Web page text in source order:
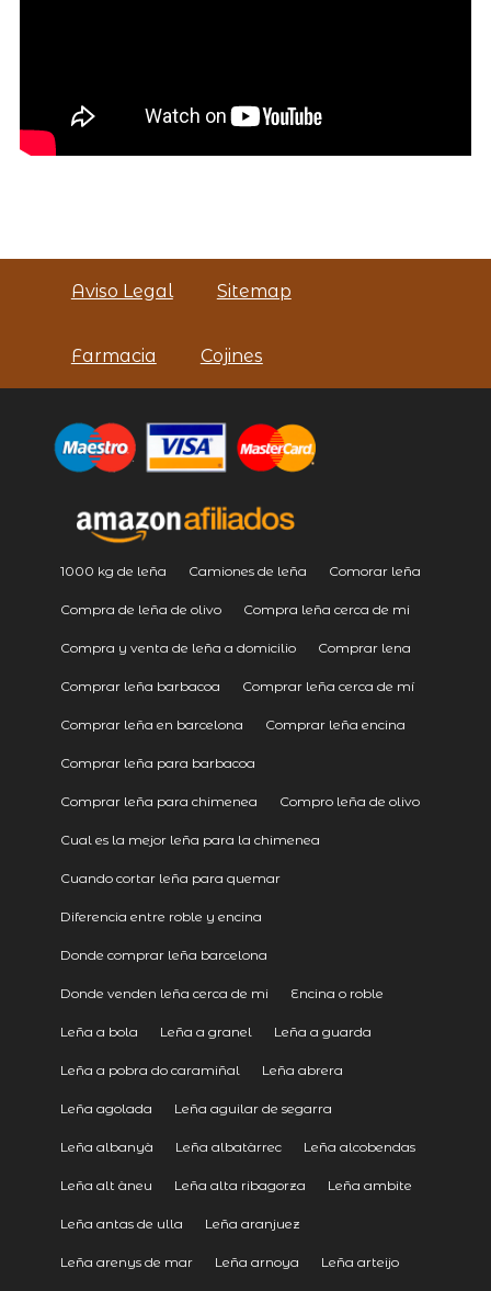
Aviso Legal Sitemap
Farmacia Cojines
1000 kg de leña Camiones de leña Comorar leña
Compra de leña de olivo Compra leña cerca de mi
Compra y venta de leña a domicilio Comprar lena
Comprar leña barbacoa Comprar leña cerca de mí
Comprar leña en barcelona Comprar leña encina
Comprar leña para barbacoa
Comprar leña para chimenea Compro leña de olivo
Cual es la mejor leña para la chimenea
Cuando cortar leña para quemar
Diferencia entre roble y encina
Donde comprar leña barcelona
Donde venden leña cerca de mi Encina o roble
Leña a bola Leña a granel Leña a guarda
Leña a pobra do caramiñal Leña abrera
Leña agolada Leña aguilar de segarra
Leña albanyà Leña albatàrrec Leña alcobendas
Leña alt àneu Leña alta ribagorza Leña ambite
Leña antas de ulla Leña aranjuez
Leña arenys de mar Leña arnoya Leña arteijo